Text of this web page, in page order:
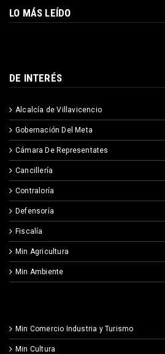
LO MÁS LEÍDO
DE INTERÉS
Alcalcía de Villavicencio
Gobernación Del Meta
Cámara De Representates
Cancillería
Contraloría
Defensoría
Fiscalía
Min Agricultura
Min Ambiente
Min Comercio Industria y Turismo
Min Cultura